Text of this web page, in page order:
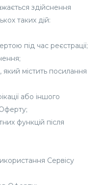
здійснення
таких дій:
під час реєстрації;
містить посилання
або іншого
функцій після
Сервісу